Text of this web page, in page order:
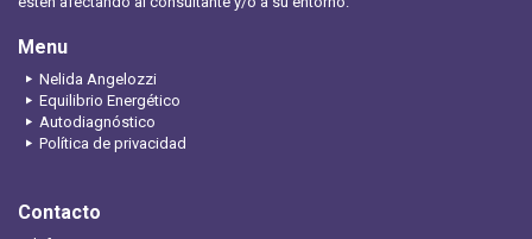
Menu
Nelida Angelozzi
Equilibrio Energético
Autodiagnóstico
Política de privacidad
Contacto